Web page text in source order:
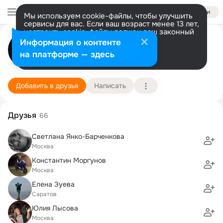
Войти
Мы используем cookie-файлы, чтобы улучшить
сервисы для вас. Если ваш возраст менее 13 лет,
настроить cookie-файлы должен ваш законный
представитель. Больше информации
Разрешить все Настроить
Ольга Злобина
Москва
23 июня (48 лет)
МГЮА им. О.Е. Кутафина, Московская
Подробнее
Добавить в друзья Написать
Друзья 66
Светлана Янко-Барченкова
Москва
Константин Моргунов
Москва
Елена Зуева
Саратов
Юлия Лысова
Москва
Информация о контенте
на платформе — здесь